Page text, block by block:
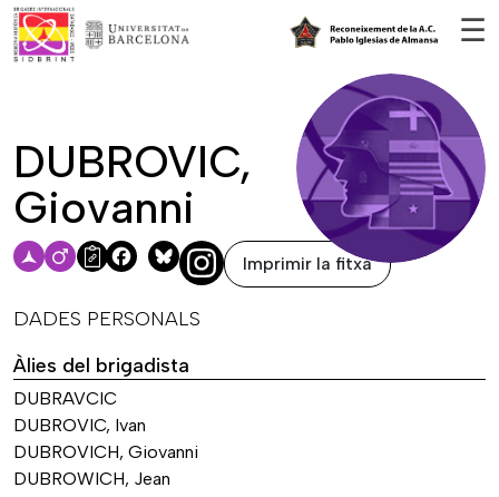
☰
DUBROVIC,
Giovanni
Facebook
Bluesky Imprimir la fitxa
DADES PERSONALS
Àlies del brigadista
DUBRAVCIC
DUBROVIC, Ivan
DUBROVICH, Giovanni
DUBROWICH, Jean